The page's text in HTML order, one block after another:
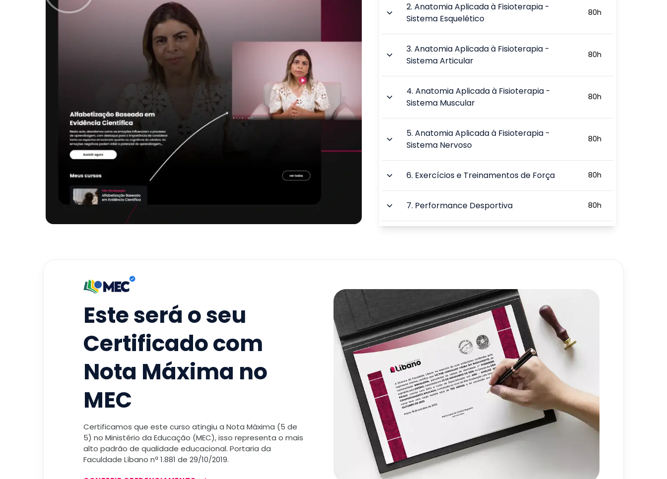
2.Anatomia Aplicada à Fisioterapia -
Sistema Esquelético
80h
3.Anatomia Aplicada à Fisioterapia -
Sistema Articular
80h
4.Anatomia Aplicada à Fisioterapia -
Sistema Muscular
80h
5.Anatomia Aplicada à Fisioterapia -
Sistema Nervoso
80h
6. Exercícios e Treinamentos de Força 80h
7. Performance Desportiva 80h
Este será o seu
Certificado com
Nota Máxima no
MEC
Certificamos que este curso atingiu a Nota Máxima (5 de
5) no Ministério da Educação (MEC), isso representa o mais
alto padrão de qualidade educacional. Portaria da
Faculdade Líbano nª 1.881 de 29/10/2019.